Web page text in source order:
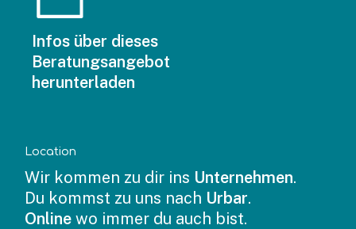
Infos über dieses
Beratungsangebot
herunterladen
Location
Wir kommen zu dir ins Unternehmen.
Du kommst zu uns nach Urbar.
Online wo immer du auch bist.